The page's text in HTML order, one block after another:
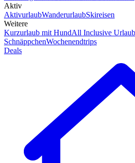
Aktiv
AktivurlaubWanderurlaubSkireisen
Weitere
Kurzurlaub mit HundAll Inclusive Urlaub
SchnäppchenWochenendtrips
Deals